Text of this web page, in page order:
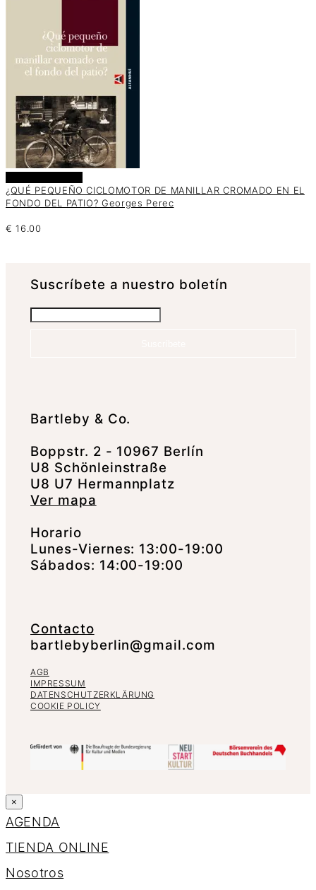
¿QUÉ PEQUEÑO CICLOMOTOR DE MANILLAR CROMADO EN EL
FONDO DEL PATIO? Georges Perec
€ 16.00
Suscrí­bete a nuestro boletín
Bartleby & Co.
Boppstr. 2 - 10967 Berlín
U8 Schönleinstraße
U8 U7 Hermannplatz
Ver mapa
Horario
Lunes-Viernes: 13:00-19:00
Sábados: 14:00-19:00
Contacto
bartlebyberlin@gmail.com
AGB
IMPRESSUM
DATENSCHUTZERKLÄRUNG
COOKIE POLICY
×
AGENDA
TIENDA ONLINE
Nosotros